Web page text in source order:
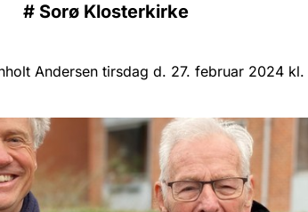
# Sorø Klosterkirke
Andersen tirsdag d. 27. februar 2024